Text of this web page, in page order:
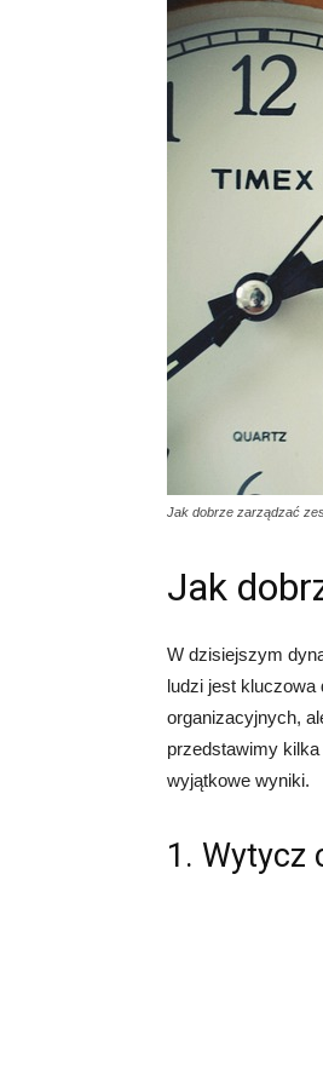
Jak dobrze zarządzać
Jak
W dzisiejszym
ludzi jest kluczowa
organizacyjnych,
przedstawimy
wyjątkowe wyniki.
1. Wytycz